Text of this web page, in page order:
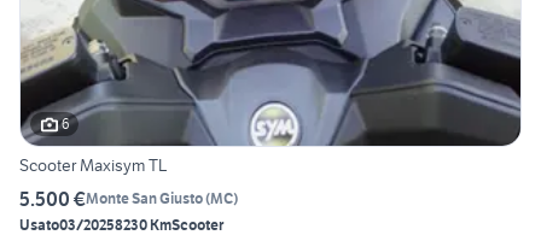
6
Scooter Maxisym TL
5.500 €Monte San Giusto(MC)
Usato03/20258230 KmScooter